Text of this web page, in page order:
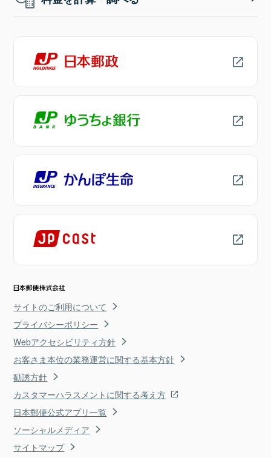
サイトのご利用について
プライバシーポリシー
Webアクセシビリティ方針
お客さま本位の業務運営に関する基本方針
勧誘方針
カスタマーハラスメントに関する考え方
日本郵便公式アプリ一覧
ソーシャルメディア
サイトマップ